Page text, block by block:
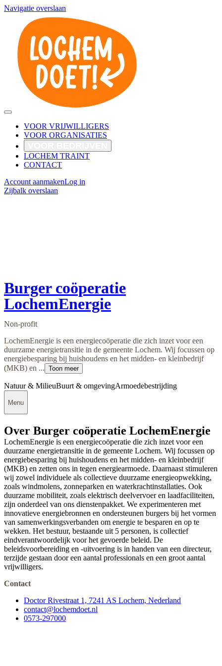
Navigatie overslaan
VOOR VRIJWILLIGERS
VOOR ORGANISATIES
LOCHEM TRAINT
CONTACT
Account aanmakenLog in
Zijbalk overslaan
Burger coöperatie
LochemEnergie
Non-profit
LochemEnergie is een energiecoöperatie die zich inzet voor een
duurzame energietransitie in de gemeente Lochem. Wij focussen op
energiebesparing bij huishoudens en het midden- en kleinbedrijf
(MKB) en ... Toon meer
Natuur & MilieuBuurt & omgevingArmoedebestrijding
Menu
Over Burger coöperatie LochemEnergie
LochemEnergie is een energiecoöperatie die zich inzet voor een
duurzame energietransitie in de gemeente Lochem. Wij focussen op
energiebesparing bij huishoudens en het midden- en kleinbedrijf
(MKB) en zetten ons in tegen energiearmoede. Daarnaast stimuleren
wij zowel individuele als collectieve duurzame energieopwekking,
zoals windmolens, zonneparken en waterkrachtinstallaties. Ook
duurzame mobiliteit, zoals elektrisch deelvervoer en laadfaciliteiten,
zijn onderdeel van ons dienstenpakket. We experimenteren met
innovatieve energiebronnen en ondersteunen burgers bij het vormen
van samenwerkingsverbanden om energie te besparen en op te
wekken. Het bestuur, bestaande uit 5 personen, is collectief
eindverantwoordelijk voor het gevoerde beleid. De
beleidsvoorbereiding en -uitvoering is in handen van een directeur,
terzijde gestaan door een aantal professionals en een groot aantal
vrijwilligers.
Contact
Doctor Rivestraat 1, 7241 AS Lochem, Nederland
contact@lochemdoet.nl
0573-297000